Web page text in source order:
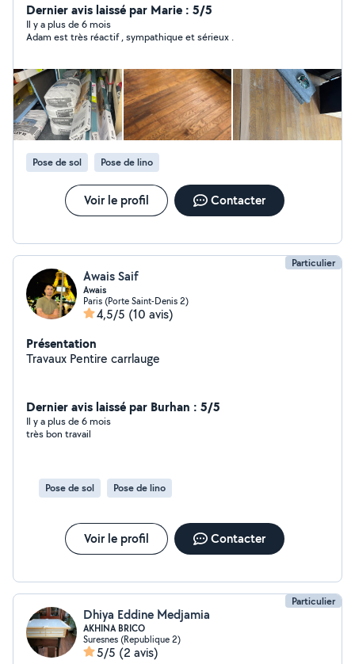
et toile de verre Montage meubles : cuisine, salle de
bain ,dressing Plomberie .. Je vous propose mes
services, nhesitez pas de me contacter je suis
Dernier avis laissé par Marie : 5/5
Il y a plus de 6 mois
Adam est très réactif , sympathique et sérieux .
Pose de sol Pose de lino
Voir le profil Contacter
Particulier
Awais Saif
Awais
Paris (Porte Saint-Denis 2)
4,5/5 (10 avis)
Présentation
Travaux Pentire carrlauge
Dernier avis laissé par Burhan : 5/5
Il y a plus de 6 mois
très bon travail
Pose de sol Pose de lino
Voir le profil Contacter
Particulier
Dhiya Eddine Medjamia
AKHINA BRICO
Suresnes (Republique 2)
5/5 (2 avis)